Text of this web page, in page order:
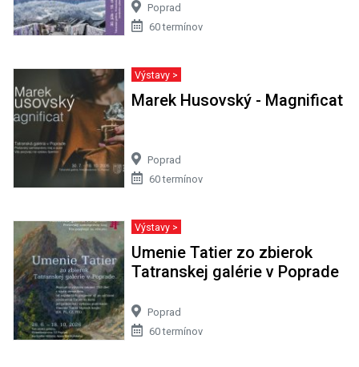
Poprad
60 termínov
Výstavy >
Marek Husovský - Magnificat
Poprad
60 termínov
Výstavy >
Umenie Tatier zo zbierok
Tatranskej galérie v Poprade
Poprad
60 termínov